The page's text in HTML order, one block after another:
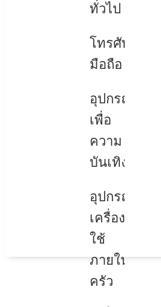
ทั่วไป
โทรศัพท์
มือถือ
อุปกรณ์
เพื่อ
ความ
บันเทิง
อุปกรณ์
เครื่อง
ใช้
ภายใน
ครัว